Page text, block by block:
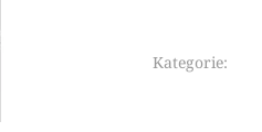
Kategorie: